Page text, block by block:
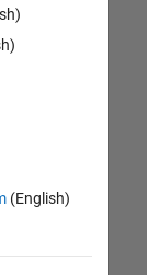
(English)